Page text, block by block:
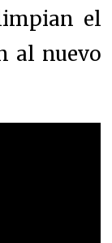
el
al nuevo